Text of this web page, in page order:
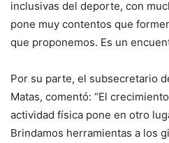
inclusivas del deporte, con
pone muy contentos que
que proponemos. Es un
Por su parte, el subsecretario
Matas, comentó: “El
actividad física pone en otro
Brindamos herramientas a los